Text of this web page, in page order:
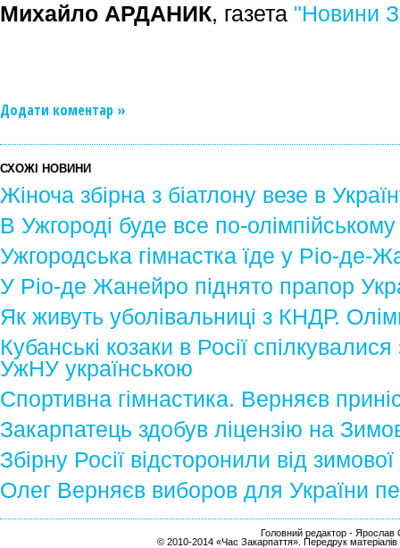
Михайло АРДАНИК, газета "Новини
Додати коментар »
СХОЖІ НОВИНИ
Жіноча збірна з біатлону везе в
В Ужгороді буде все по-олімпійському
Ужгородська гімнастка їде у Ріо-де-
У Ріо-де Жанейро піднято прапор
Як живуть уболівальниці з КНДР.
Кубанські козаки в Росії
УжНУ українською
Спортивна гімнастика. Верняєв
Закарпатець здобув ліцензію на
Збірну Росії відсторонили від
Олег Верняєв виборов для України
Головний редактор - Ярослав
© 2010-2014 «Час Закарпаття». Передрук